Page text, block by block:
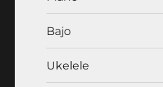
Bajo
Ukelele